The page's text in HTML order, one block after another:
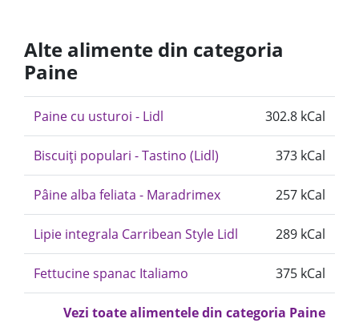
Alte alimente din categoria
Paine
Paine cu usturoi - Lidl 302.8 kCal
Biscuiți populari - Tastino (Lidl) 373 kCal
Pâine alba feliata - Maradrimex 257 kCal
Lipie integrala Carribean Style Lidl 289 kCal
Fettucine spanac Italiamo 375 kCal
Vezi toate alimentele din categoria Paine